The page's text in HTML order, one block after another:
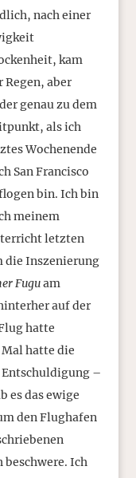
nach einer
kam
Regen, aber
genau zu dem
als ich
Wochenende
San Francisco
bin. Ich bin
meinem
letzten
die Inszenierung
Fuguam
auf der
hatte
hatte die
–
es das ewige
den Flughafen
beschwere. Ich